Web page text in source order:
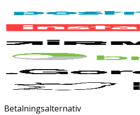
Betalningsalternativ